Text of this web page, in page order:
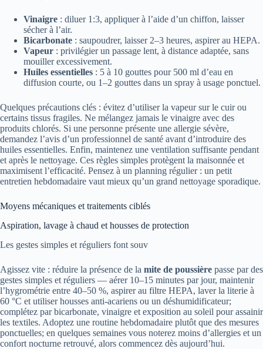
Vinaigre : diluer 1:3, appliquer à l’aide d’un chiffon, laisser
sécher à l’air.
Bicarbonate : saupoudrer, laisser 2–3 heures, aspirer au HEPA.
Vapeur : privilégier un passage lent, à distance adaptée, sans
mouiller excessivement.
Huiles essentielles : 5 à 10 gouttes pour 500 ml d’eau en
diffusion courte, ou 1–2 gouttes dans un spray à usage ponctuel.
Quelques précautions clés : évitez d’utiliser la vapeur sur le cuir ou
certains tissus fragiles. Ne mélangez jamais le vinaigre avec des
produits chlorés. Si une personne présente une allergie sévère,
demandez l’avis d’un professionnel de santé avant d’introduire des
huiles essentielles. Enfin, maintenez une ventilation suffisante pendant
et après le nettoyage. Ces règles simples protègent la maisonnée et
maximisent l’efficacité. Pensez à un planning régulier : un petit
entretien hebdomadaire vaut mieux qu’un grand nettoyage sporadique.
Moyens mécaniques et traitements ciblés
Aspiration, lavage à chaud et housses de protection
Les gestes simples et réguliers font souv
Agissez vite : réduire la présence de la mite de poussière passe par des
gestes simples et réguliers — aérer 10–15 minutes par jour, maintenir
l’hygrométrie entre 40–50 %, aspirer au filtre HEPA, laver la literie à
60 °C et utiliser housses anti-acariens ou un déshumidificateur;
complétez par bicarbonate, vinaigre et exposition au soleil pour assainir
les textiles. Adoptez une routine hebdomadaire plutôt que des mesures
ponctuelles; en quelques semaines vous noterez moins d’allergies et un
confort nocturne retrouvé, alors commencez dès aujourd’hui.